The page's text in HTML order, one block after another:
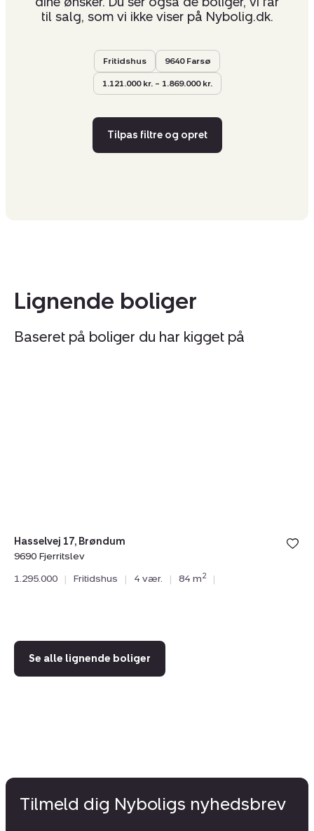
til salg, som vi ikke viser på Nybolig.dk.
Fritidshus 9640 Farsø
1.121.000 kr. – 1.869.000 kr.
Tilpas filtre og opret
Lignende boliger
Baseret på boliger du har kigget på
Hasselvej 17, Brøndum
9690 Fjerritslev
1.295.000
| Fritidshus | 4 vær. | 84 m2 |
Se alle lignende boliger
Tilmeld dig Nyboligs nyhedsbrev